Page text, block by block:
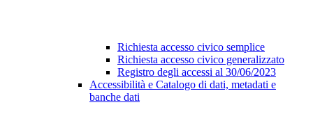
Richiesta accesso civico semplice
Richiesta accesso civico generalizzato
Registro degli accessi al 30/06/2023
Accessibilità e Catalogo di dati, metadati e
banche dati